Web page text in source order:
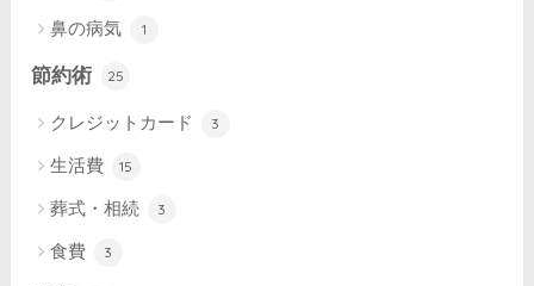
鼻の病気 1
節約術 25
クレジットカード 3
生活費 15
葬式・相続 3
食費 3